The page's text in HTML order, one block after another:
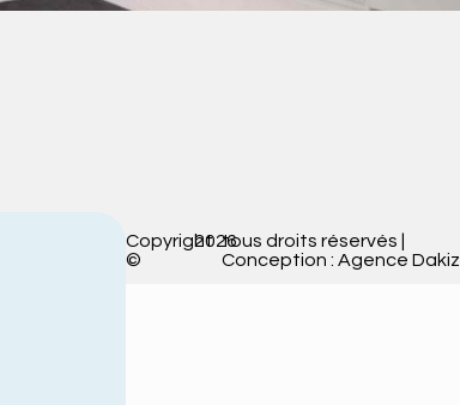
Copyright
©
2026tous droits réservés |
Conception : Agence Dakiz